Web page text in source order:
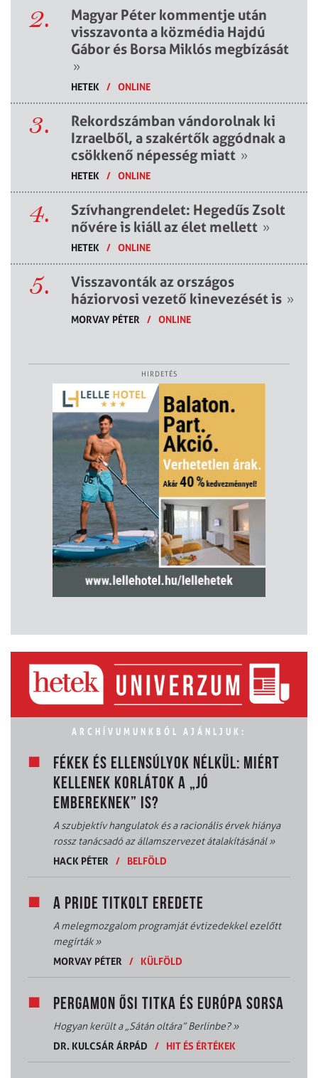
2.
Magyar Péter kommentje után
visszavonta a közmédia Hajdú
Gábor és Borsa Miklós megbízását
»
HETEK / ONLINE
3.
Rekordszámban vándorolnak ki
Izraelből, a szakértők aggódnak a
csökkenő népesség miatt »
HETEK / ONLINE
4.
Szívhangrendelet: Hegedűs Zsolt
nővére is kiáll az élet mellett »
HETEK / ONLINE
5.
Visszavonták az országos
háziorvosi vezető kinevezését is »
MORVAY PÉTER / ONLINE
HIRDETÉS
ARCHÍVUMUNKBÓL AJÁNLJUK:
FÉKEK ÉS ELLENSÚLYOK NÉLKÜL: MIÉRT
KELLENEK KORLÁTOK A „JÓ
EMBEREKNEK” IS?
A szubjektív hangulatok és a racionális érvek hiánya
rossz tanácsadó az államszervezet átalakításánál»
HACK PÉTER
/ BELFÖLD
A PRIDE TITKOLT EREDETE
A melegmozgalom programját évtizedekkel ezelőtt
megírták»
MORVAY PÉTER
/ KÜLFÖLD
PERGAMON ŐSI TITKA ÉS EURÓPA SORSA
Hogyan került a „Sátán oltára” Berlinbe?»
DR. KULCSÁR ÁRPÁD
/ HIT ÉS ÉRTÉKEK